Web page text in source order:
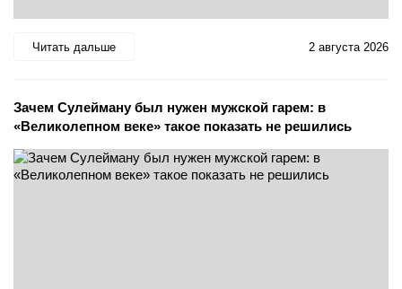
Читать дальше 2 августа 2026
Зачем Сулейману был нужен мужской гарем: в
«Великолепном веке» такое показать не решились